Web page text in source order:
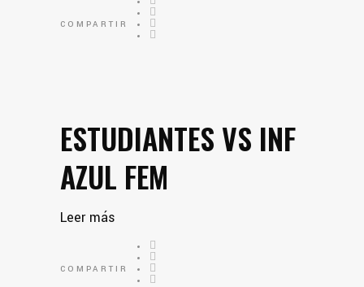
COMPARTIR
ESTUDIANTES VS INF
AZUL FEM
Leer más
COMPARTIR